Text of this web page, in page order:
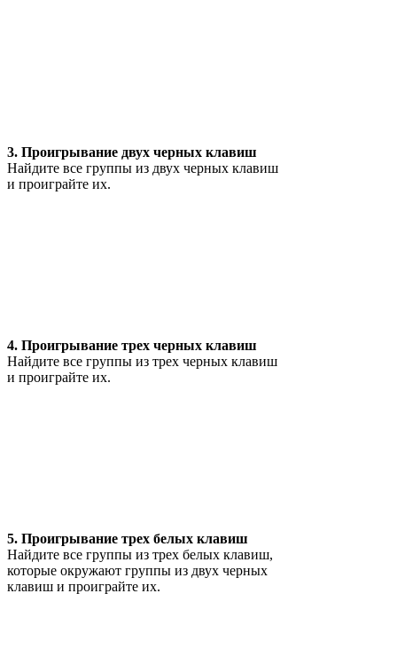
3. Проигрывание двух черных клавиш
Найдите все группы из двух черных клавиш
и проиграйте их.
4. Проигрывание трех черных клавиш
Найдите все группы из трех черных клавиш
и проиграйте их.
5. Проигрывание трех белых клавиш
Найдите все группы из трех белых клавиш,
которые окружают группы из двух черных
клавиш и проиграйте их.